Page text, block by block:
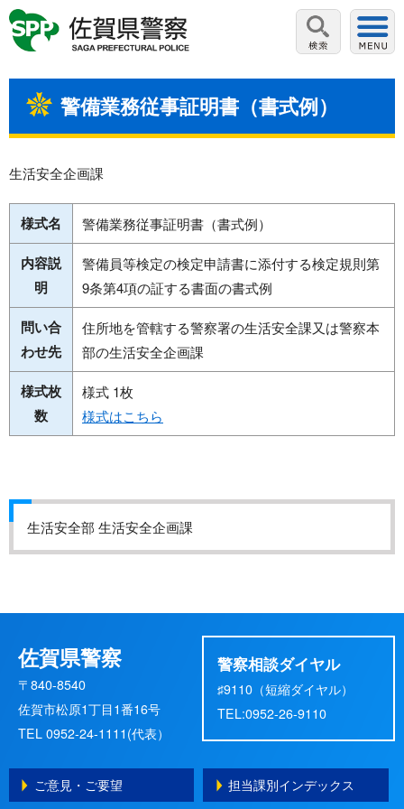
警備業務従事証明書（書式例）
生活安全企画課
様式名 警備業務従事証明書（書式例）
内容説
明
警備員等検定の検定申請書に添付する検定規則第
9条第4項の証する書面の書式例
問い合
わせ先
住所地を管轄する警察署の生活安全課又は警察本
部の生活安全企画課
様式枚
数
様式 1枚
様式はこちら
生活安全部 生活安全企画課
佐賀県警察
〒840-8540
佐賀市松原1丁目1番16号
TEL 0952-24-1111(代表）
警察相談ダイヤル
♯9110（短縮ダイヤル）
TEL:0952-26-9110
ご意見・ご要望 担当課別インデックス